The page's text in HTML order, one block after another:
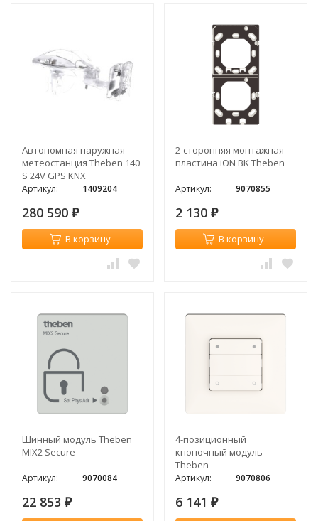
Автономная наружная
метеостанция Theben 140
S 24V GPS KNX
Артикул: 1409204
280 590 ₽
В корзину
2-сторонняя монтажная
пластина iON BK Theben
Артикул: 9070855
2 130 ₽
В корзину
Шинный модуль Theben
MIX2 Secure
Артикул: 9070084
22 853 ₽
4-позиционный
кнопочный модуль
Theben
Артикул: 9070806
6 141 ₽